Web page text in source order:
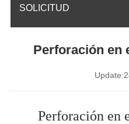
SOLICITUD
Perforación en
Perforación en